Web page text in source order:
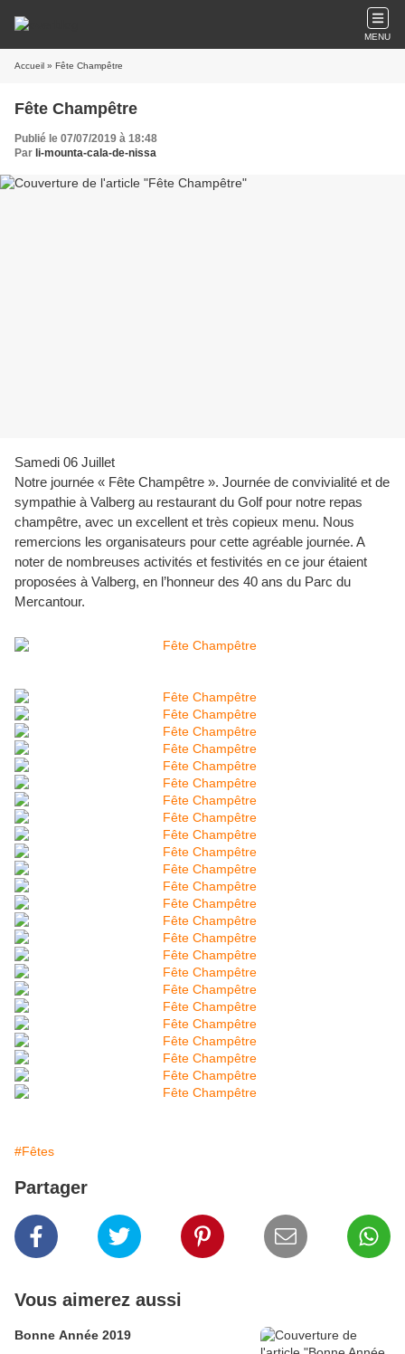
MENU
Accueil » Fête Champêtre
Fête Champêtre
Publié le 07/07/2019 à 18:48
Par li-mounta-cala-de-nissa
Samedi 06 Juillet
Notre journée « Fête Champêtre ». Journée de convivialité et de
sympathie à Valberg au restaurant du Golf pour notre repas
champêtre, avec un excellent et très copieux menu. Nous
remercions les organisateurs pour cette agréable journée. A
noter de nombreuses activités et festivités en ce jour étaient
proposées à Valberg, en l’honneur des 40 ans du Parc du
Mercantour.
#Fêtes
Partager
Vous aimerez aussi
Bonne Année 2019